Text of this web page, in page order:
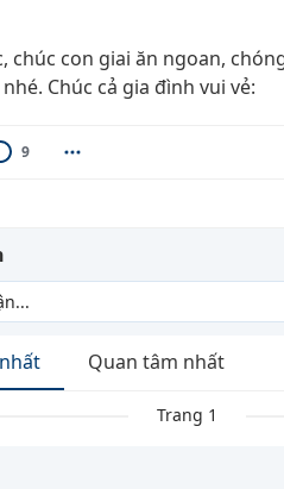
chúc con giai ăn ngoan,
Chúc cả gia đình vui vẻ:
9
Quan tâm nhất
Trang 1